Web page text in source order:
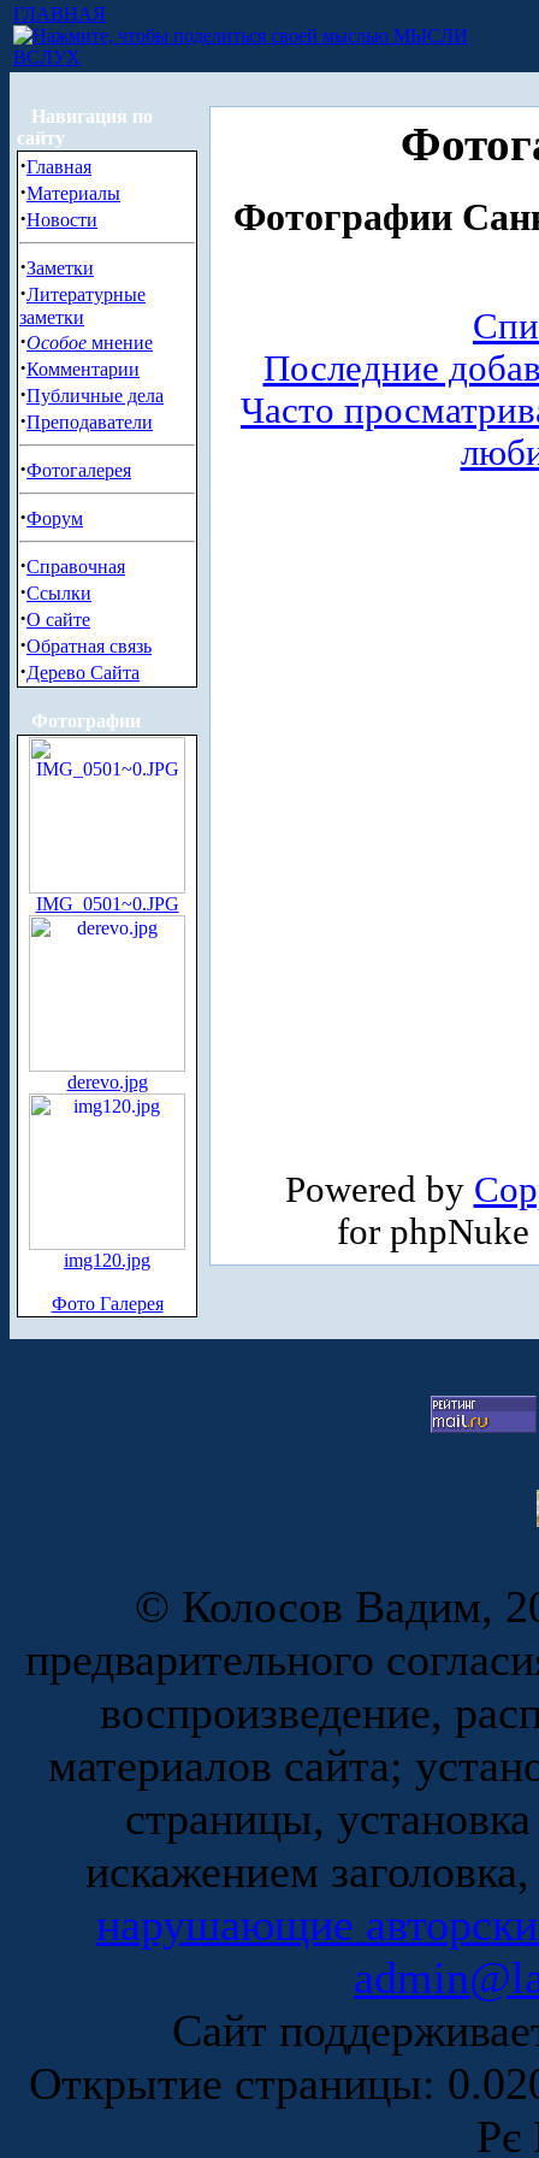
ГЛАВНАЯ
МЫСЛИ
ВСЛУХ
Навигация по
сайту
·Главная
·Материалы
·Новости
·Заметки
·Литературные
заметки
·Особое мнение
·Комментарии
·Публичные дела
·Преподаватели
·Фотогалерея
·Форум
·Справочная
·Ссылки
·О сайте
·Обратная связь
·Дерево Сайта
Фотографии
IMG_0501~0.JPG
derevo.jpg
img120.jpg
Фото Галерея
Фотографии
Последние
Часто
Powered by
for
© Колосов Вадим,
предварительного
воспроизведение,
материалов сайта;
страницы,
искажением
нарушающие
Сайт
Открытие страницы:
Рє